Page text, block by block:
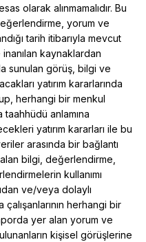
olarak alınmamalıdır. Bu
yorum ve
tarih itibarıyla mevcut
kaynaklardan
sunulan görüş, bilgi ve
yatırım kararlarında
herhangi bir menkul
taahhüdü anlamına
yatırım kararları ile bu
arasında bir bağlantı
bilgi, değerlendirme,
kullanımı
ve/veya dolaylı
herhangi bir
yer alan yorum ve
kişisel görüşlerine